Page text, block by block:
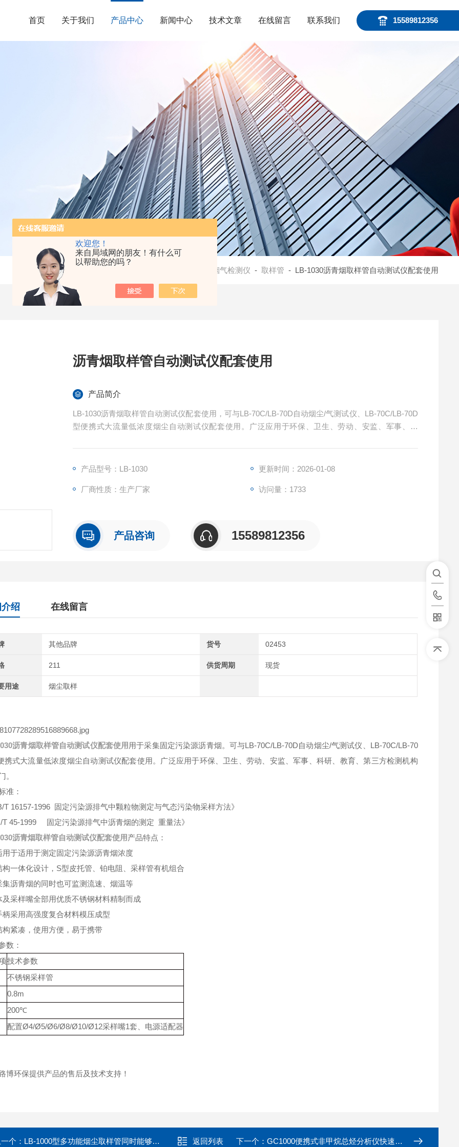
欢迎您！
来自局域网的朋友！有什么可
以帮助您的吗？
15589812356
首页 关于我们 产品中心 新闻中心 技术文章 在线留言 联系我们
烟尘烟气检测仪 - 取样管 - LB-1030沥青烟取样管自动测试仪配套使用
沥青烟取样管自动测试仪配套使用
产品简介
LB-1030沥青烟取样管自动测试仪配套使用，可与LB-70C/LB-70D自动烟尘/气测试仪、LB-70C/LB-70D
型便携式大流量低浓度烟尘自动测试仪配套使用。广泛应用于环保、卫生、劳动、安监、军事、科
产品型号：LB-1030 更新时间：2026-01-08
厂商性质：生产厂家 访问量：1733
产品咨询 15589812356
绍 在线留言
其他品牌 货号 02453
211 供货周期 现货
用途 烟尘取样
沥青烟取样管自动测试仪配套使用 用于采集固定污染源沥青烟。可与LB-70C/LB-70D自动烟尘/气测试仪、LB-70C/LB-70
携式大流量低浓度烟尘自动测试仪配套使用。广泛应用于环保、卫生、劳动、安监、军事、科研、教育、第三方检测机构
。
准：
T 16157-1996 固定污染源排气中颗粒物测定与气态污染物采样方法》
T 45-1999 固定污染源排气中沥青烟的测定 重量法》
沥青烟取样管自动测试仪配套使用产品特点：
用于适用于测定固定污染源沥青烟浓度
构一体化设计，S型皮托管、铂电阻、采样管有机组合
集沥青烟的同时也可监测流速、烟温等
及采样嘴全部用优质不锈钢材料精制而成
柄采用高强度复合材料模压成型
构紧凑，使用方便，易于携带
数：
技术参数
不锈钢采样管
0.8m
200℃
配置Ø4/Ø5/Ø6/Ø8/Ø10/Ø12采样嘴1套、电源适配器
博环保提供产品的售后及技术支持！
个： LB-1000型多功能烟尘取样管同时能够测出流速 返回列表 下一个： GC1000便携式非甲烷总烃分析仪快速安装使用